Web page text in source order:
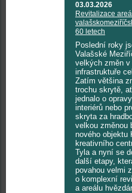
03.03.2026
Revitalizace
60 letech
Poslední roky
Valašské
velkých změn
infrastruktuře
Zatím většina
trochu skrytě,
jednalo o
interiérů nebo
skryta za
velkou změnou
nového objektu
kreativního
Tyla a nyní se
další etapy,
povahou velmi
o komplexní
a areálu